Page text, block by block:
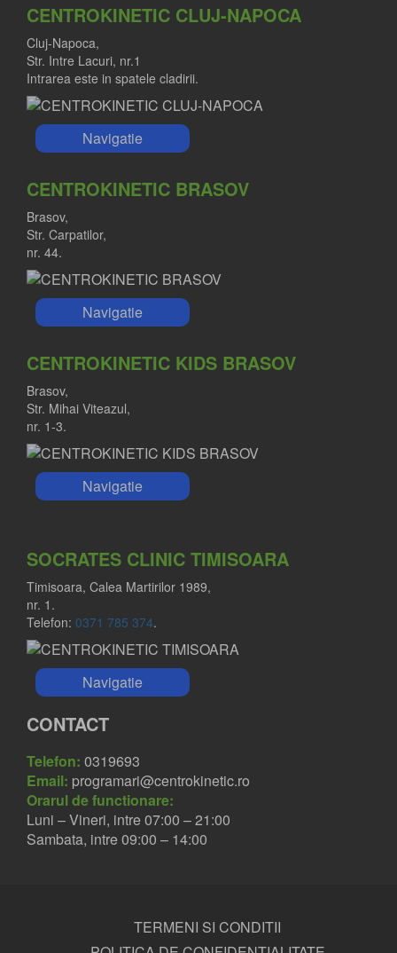
CENTROKINETIC CLUJ-NAPOCA
Cluj-Napoca,
Str. Intre Lacuri, nr.1
Intrarea este in spatele cladirii.
Navigatie
CENTROKINETIC BRASOV
Brasov,
Str. Carpatilor,
nr. 44.
Navigatie
CENTROKINETIC KIDS BRASOV
Brasov,
Str. Mihai Viteazul,
nr. 1-3.
Navigatie
SOCRATES CLINIC TIMISOARA
Timisoara, Calea Martirilor 1989,
nr. 1.
Telefon: 0371 785 374.
Navigatie
CONTACT
Telefon: 0319693
Email: programari@centrokinetic.ro
Orarul de functionare:
Luni – Vineri, intre 07:00 – 21:00
Sambata, intre 09:00 – 14:00
TERMENI SI CONDITII